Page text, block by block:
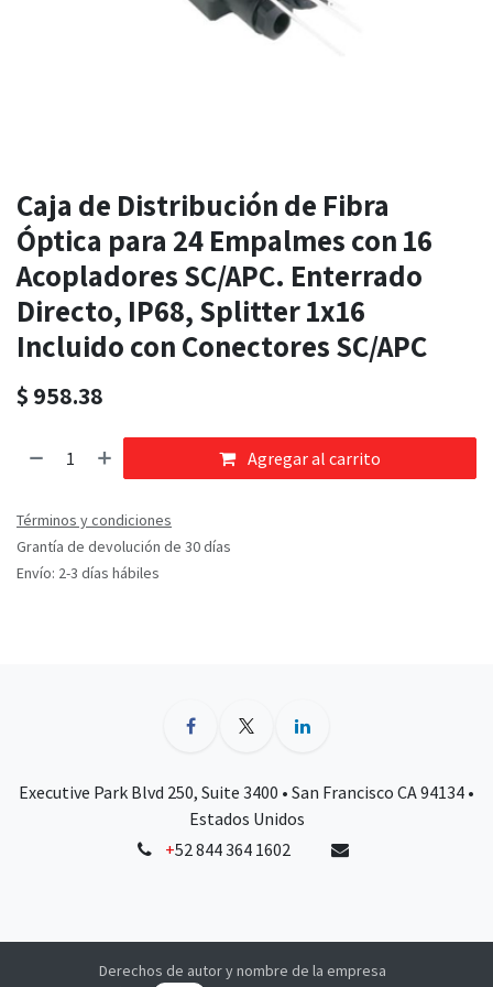
Caja de Distribución de Fibra
Óptica para 24 Empalmes con 16
Acopladores SC/APC. Enterrado
Directo, IP68, Splitter 1x16
Incluido con Conectores SC/APC
$ 958.38
Agregar al carrito
Términos y condiciones
Grantía de devolución de 30 días
Envío: 2-3 días hábiles
Executive Park Blvd 250, Suite 3400 • San Francisco CA 94134 •
Estados Unidos
+52 844 364 1602
Derechos de autor y nombre de la empresa